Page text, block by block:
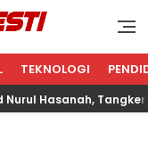
TEKNOLOGI
Tangkerang